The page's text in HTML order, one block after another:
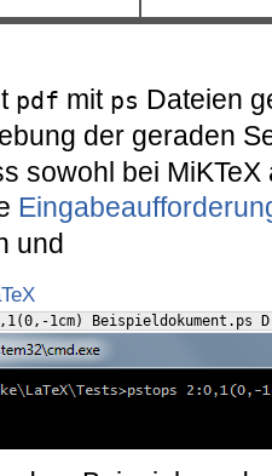
pdf mit ps Dateien
der geraden
sowohl bei
und
1cm) Beispieldokument.ps